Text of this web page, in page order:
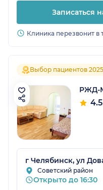
Записаться
Клиника перезвонит в
Выбор пациентов 2025
РЖД-
4.5
г Челябинск, ул
Советский район
Открыто до 16:30